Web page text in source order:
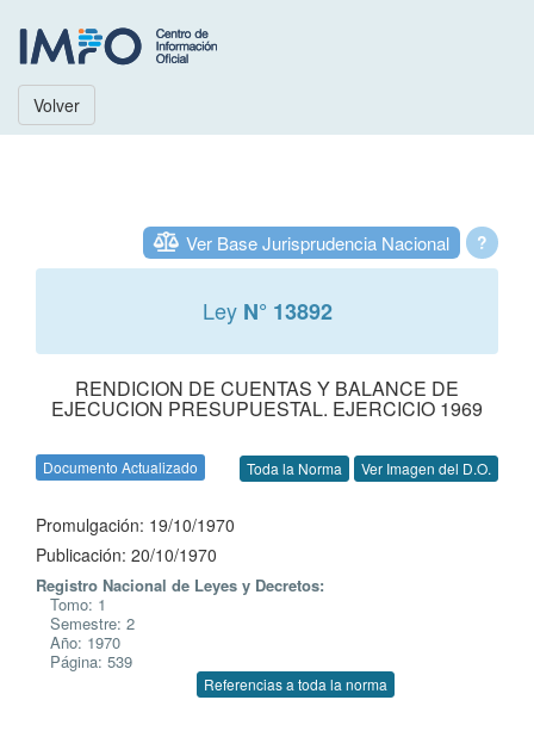
Volver
?
Ver Base Jurisprudencia Nacional
Ley N° 13892
RENDICION DE CUENTAS Y BALANCE DE
EJECUCION PRESUPUESTAL. EJERCICIO 1969
Documento Actualizado Toda la Norma Ver Imagen del D.O.
Promulgación: 19/10/1970
Publicación: 20/10/1970
Registro Nacional de Leyes y Decretos:
Tomo: 1
Semestre: 2
Año: 1970
Página: 539
Referencias a toda la norma